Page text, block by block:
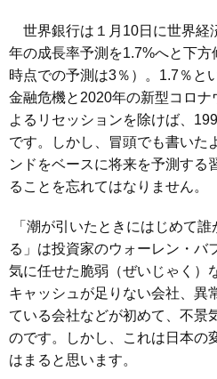
世界銀行は１月10日に世界経
年の成長率予測を1.7%へと下方
時点での予測は3％）。1.7％と
金融危機と2020年の新型コロ
よるリセッションを除けば、
です。しかし、冒頭でも書いた
ンドをベースに将来を予測する
ることを忘れてはなりません。
「潮が引いたときにはじめて
る」は投資家のウォーレン・バ
気に任せた脆弱（ぜいじゃく）
キャッシュが足りない会社、異
ている会社などが初めて、不景
のです。しかし、これは日本の
はまると思います。